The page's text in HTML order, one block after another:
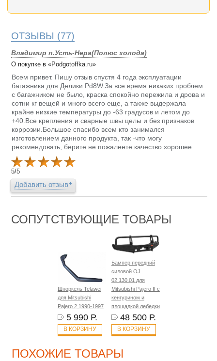
ОТЗЫВЫ (77)
Владимир п.Усть-Нера(Полюс холода)
О покупке в «Podgotoffka.ru»
Всем привет. Пишу отзыв спустя 4 года эксплуатации
багажника для Делики Pd8W.За все время никаких проблем
с багажником не было, краска спокойно пережила и дрова и
сотни кг вещей и много всего еще, а также выдержала
крайне низкие температуры до -63 градусов и летом до
+40.Все крепления и сварные швы целы и без признаков
коррозии.Большое спасибо всем кто занимался
изготовлением данного продукта, так -что могу
рекомендовать, берите не пожалеете качество хорошее.
5/5
Добавить отзыв
СОПУТСТВУЮЩИЕ ТОВАРЫ
Шноркель Telawei
для Mitsubishi
Pajero 2 1990-1997
5 990 Р.
В КОРЗИНУ
Бампер передний
силовой OJ
02.130.01 для
Mitsubishi Pajero II с
кенгурином и
площадкой лебедки
48 500 Р.
В КОРЗИНУ
ПОХОЖИЕ ТОВАРЫ